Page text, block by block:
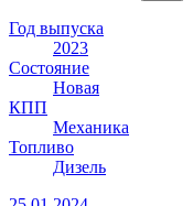
Год выпуска
2023
Состояние
Новая
КПП
Механика
Топливо
Дизель